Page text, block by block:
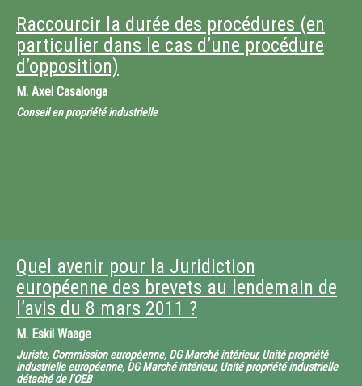
Raccourcir la durée des procédures (en
particulier dans le cas d’une procédure
d’opposition)
M. Axel Casalonga
Conseil en propriété industrielle
Quel avenir pour la Juridiction
européenne des brevets au lendemain de
l’avis du 8 mars 2011 ?
M. Eskil Waage
Juriste, Commission européenne, DG Marché intérieur, Unité propriété
industrielle européenne, DG Marché intérieur, Unité propriété industrielle
détaché de l’OEB